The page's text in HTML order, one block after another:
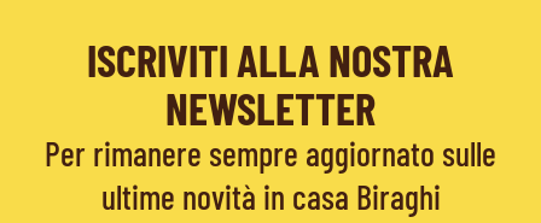
ISCRIVITI ALLA NOSTRA
NEWSLETTER
Per rimanere sempre aggiornato sulle
ultime novità in casa Biraghi